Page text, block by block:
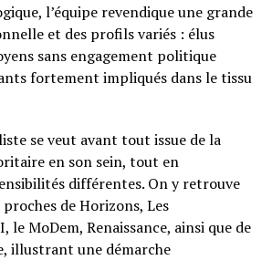
l’équipe revendique une grande
et des profils variés : élus
sans engagement politique
fortement impliqués dans le tissu
se veut avant tout issue de la
en son sein, tout en
différentes. On y retrouve
de Horizons, Les
le MoDem, Renaissance, ainsi que de
illustrant une démarche